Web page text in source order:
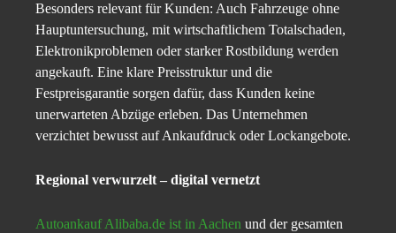
Besonders relevant für Kunden: Auch Fahrzeuge ohne
Hauptuntersuchung, mit wirtschaftlichem Totalschaden,
Elektronikproblemen oder starker Rostbildung werden
angekauft. Eine klare Preisstruktur und die
Festpreisgarantie sorgen dafür, dass Kunden keine
unerwarteten Abzüge erleben. Das Unternehmen
verzichtet bewusst auf Ankaufdruck oder Lockangebote.
Regional verwurzelt – digital vernetzt
Autoankauf Alibaba.de ist in Aachen und der gesamten